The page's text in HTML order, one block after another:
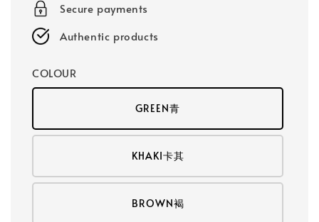
Secure payments
Authentic products
COLOUR
GREEN青
KHAKI卡其
BROWN褐